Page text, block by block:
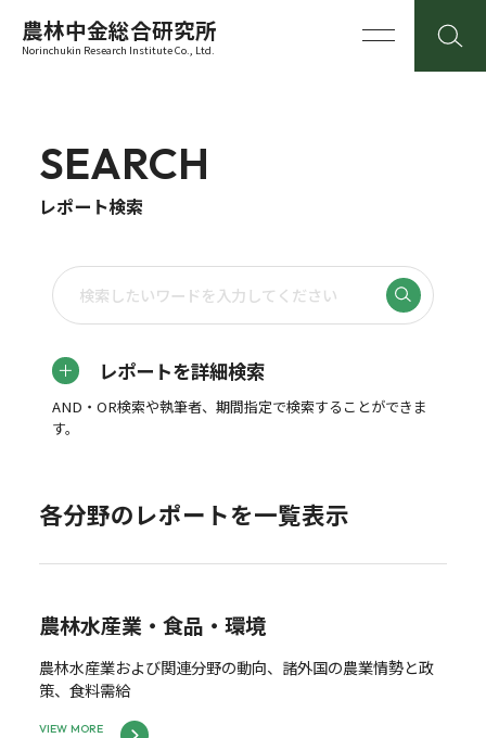
農林中金総合研究所
Norinchukin Research Institute Co., Ltd.
SEARCH
レポート検索
レポートを詳細検索
AND・OR検索や執筆者、期間指定で検索することができま
す。
各分野のレポートを一覧表示
農林水産業・食品・環境
農林水産業および関連分野の動向、諸外国の農業情勢と政
策、食料需給
VIEW MORE